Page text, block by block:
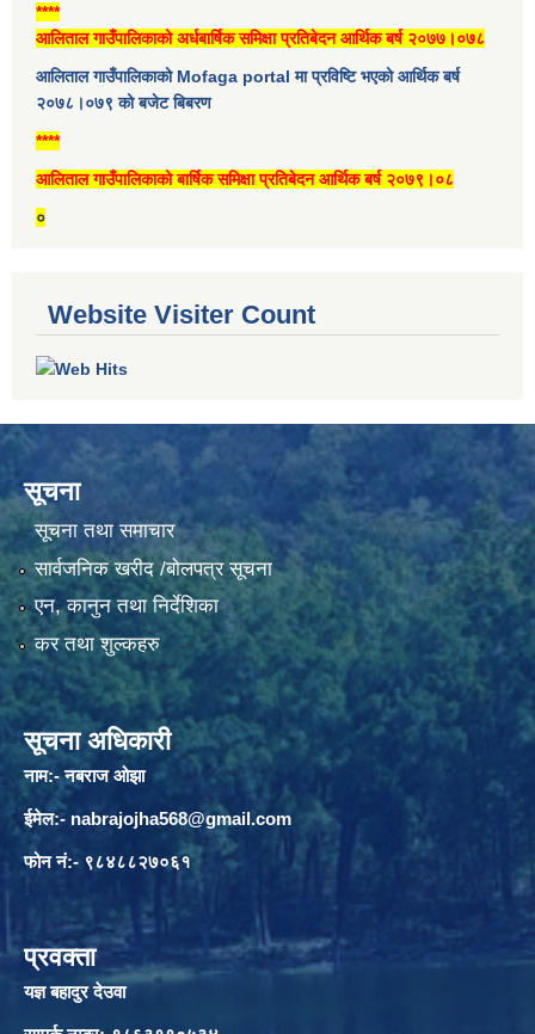
****
आलिताल गाउँपालिकाको अर्धबार्षिक समिक्षा प्रतिबेदन आर्थिक बर्ष २०७७।०७८
आलिताल गाउँपालिकाको Mofaga portal मा प्रविष्टि भएको आर्थिक बर्ष
२०७८।०७९ को बजेट बिबरण
****
आलिताल गाउँपालिकाको बार्षिक समिक्षा प्रतिबेदन आर्थिक बर्ष २०७९।०८
०
Website Visiter Count
सूचना
सूचना तथा समाचार
सार्वजनिक खरीद /बोलपत्र सूचना
एन, कानुन तथा निर्देशिका
कर तथा शुल्कहरु
सूचना अधिकारी
नाम:- नबराज ओझा
ईमेल:- nabrajojha568@gmail.com
फोन नं:- ९८४८८२७०६१
प्रवक्ता
यज्ञ बहादुर देउवा